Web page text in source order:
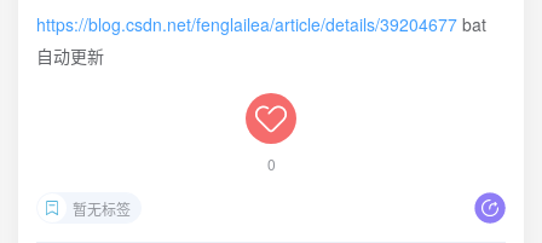
https://blog.csdn.net/fenglailea/article/details/39204677 bat
自动更新
0
暂无标签